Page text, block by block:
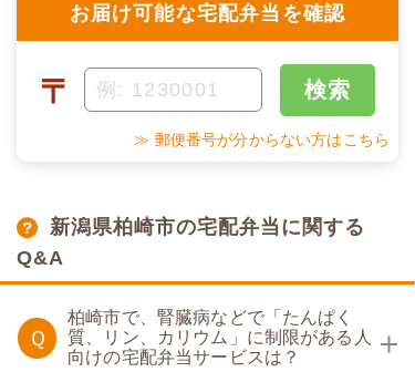
お届け可能な宅配弁当を確認
〒 検索
≫ 郵便番号が分からない方はこちら
新潟県柏崎市の宅配弁当に関する
Q&A
Ｑ
柏崎市で、腎臓病などで「たんぱく
質、リン、カリウム」に制限がある人
向けの宅配弁当サービスは？